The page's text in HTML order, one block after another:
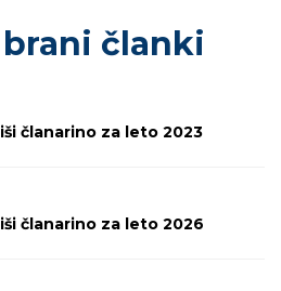
članki
članarino za leto 2023
članarino za leto 2026